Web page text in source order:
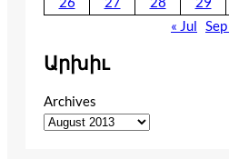
« Jul Sep
Արխիւ
Archives